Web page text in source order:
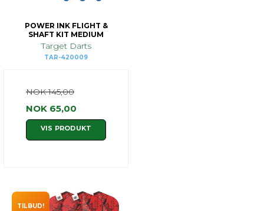
POWER INK FLIGHT &
SHAFT KIT MEDIUM
Target Darts
TAR-420009
NOK 145,00
NOK 65,00
VIS PRODUKT
TILBUD!